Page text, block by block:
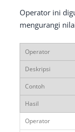
Operator ini
mengurangi